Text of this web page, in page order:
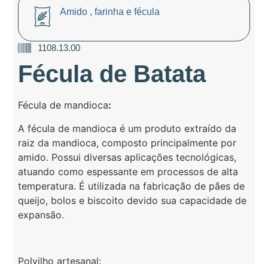
Amido , farinha e fécula
1108.13.00
Fécula de Batata
Fécula de mandioca:
A fécula de mandioca é um produto extraído da
raiz da mandioca, composto principalmente por
amido. Possui diversas aplicações tecnológicas,
atuando como espessante em processos de alta
temperatura. É utilizada na fabricação de pães de
queijo, bolos e biscoito devido sua capacidade de
expansão.
Polvilho artesanal: